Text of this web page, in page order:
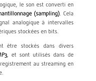
le son est converti en
(sampling). Cela
analogique à intervalles
stockées en bits.
être stockés dans divers
, et sont utilisés dans de
au streaming en